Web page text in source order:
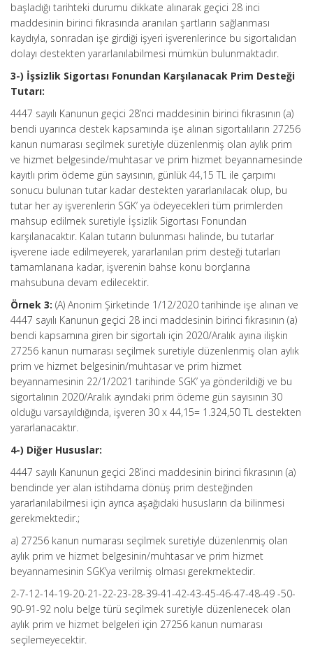
başladığı tarihteki durumu dikkate alınarak geçici 28 inci
maddesinin birinci fıkrasında aranılan şartların sağlanması
kaydıyla, sonradan işe girdiği işyeri işverenlerince bu sigortalıdan
dolayı destekten yararlanılabilmesi mümkün bulunmaktadır.
3-) İşsizlik Sigortası Fonundan Karşılanacak Prim Desteği
Tutarı:
4447 sayılı Kanunun geçici 28’nci maddesinin birinci fıkrasının (a)
bendi uyarınca destek kapsamında işe alınan sigortalıların 27256
kanun numarası seçilmek suretiyle düzenlenmiş olan aylık prim
ve hizmet belgesinde/muhtasar ve prim hizmet beyannamesinde
kayıtlı prim ödeme gün sayısının, günlük 44,15 TL ile çarpımı
sonucu bulunan tutar kadar destekten yararlanılacak olup, bu
tutar her ay işverenlerin SGK’ ya ödeyecekleri tüm primlerden
mahsup edilmek suretiyle İşsizlik Sigortası Fonundan
karşılanacaktır. Kalan tutarın bulunması halinde, bu tutarlar
işverene iade edilmeyerek, yararlanılan prim desteği tutarları
tamamlanana kadar, işverenin bahse konu borçlarına
mahsubuna devam edilecektir.
Örnek 3: (A) Anonim Şirketinde 1/12/2020 tarihinde işe alınan ve
4447 sayılı Kanunun geçici 28 inci maddesinin birinci fıkrasının (a)
bendi kapsamına giren bir sigortalı için 2020/Aralık ayına ilişkin
27256 kanun numarası seçilmek suretiyle düzenlenmiş olan aylık
prim ve hizmet belgesinin/muhtasar ve prim hizmet
beyannamesinin 22/1/2021 tarihinde SGK’ ya gönderildiği ve bu
sigortalının 2020/Aralık ayındaki prim ödeme gün sayısının 30
olduğu varsayıldığında, işveren 30 x 44,15= 1.324,50 TL destekten
yararlanacaktır.
4-) Diğer Hususlar:
4447 sayılı Kanunun geçici 28’inci maddesinin birinci fıkrasının (a)
bendinde yer alan istihdama dönüş prim desteğinden
yararlanılabilmesi için ayrıca aşağıdaki hususların da bilinmesi
gerekmektedir.;
a) 27256 kanun numarası seçilmek suretiyle düzenlenmiş olan
aylık prim ve hizmet belgesinin/muhtasar ve prim hizmet
beyannamesinin SGK’ya verilmiş olması gerekmektedir.
2-7-12-14-19-20-21-22-23-28-39-41-42-43-45-46-47-48-49 -50-
90-91-92 nolu belge türü seçilmek suretiyle düzenlenecek olan
aylık prim ve hizmet belgeleri için 27256 kanun numarası
seçilemeyecektir.